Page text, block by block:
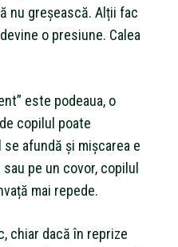
nu greșească. Alții fac
o presiune. Calea
este podeaua, o
copilul poate
afundă și mișcarea e
pe un covor, copilul
mai repede.
chiar dacă în reprize